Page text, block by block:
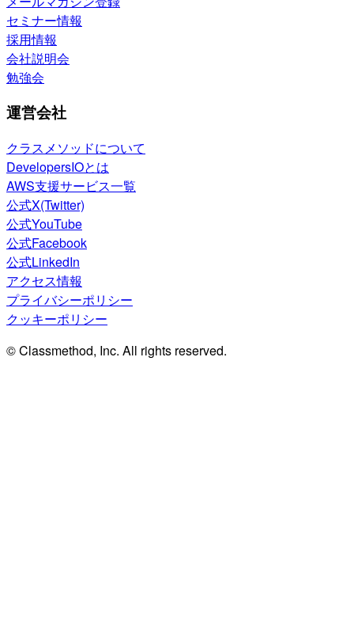
セミナー情報
採用情報
会社説明会
勉強会
運営会社
クラスメソッドについて
DevelopersIOとは
AWS支援サービス一覧
公式X(Twitter)
公式YouTube
公式Facebook
公式LinkedIn
アクセス情報
プライバシーポリシー
クッキーポリシー
© Classmethod, Inc. All rights reserved.